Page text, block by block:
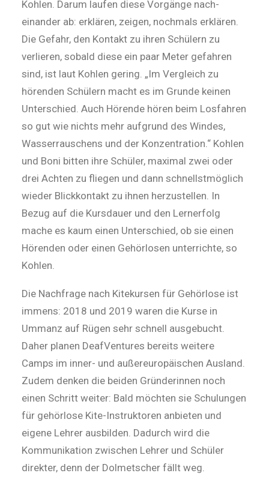
Kohlen. Darum laufen diese Vorgänge nach­­
einander ab: erklären, zeigen, nochmals erklären.
Die Gefahr, den Kontakt zu ih­ren Schülern zu
verlieren, sobald diese ein paar Me­ter gefahren
sind, ist laut Kohlen gering. „Im Vergleich zu
hörenden Schülern macht es im Grunde keinen
Unterschied. Auch Hörende hören beim Losfahren
so gut wie nichts mehr aufgrund des Windes,
Wasserrauschens und der Konzentration.“ Kohlen
und Boni bitten ihre Schüler, maximal zwei oder
drei Achten zu fliegen und dann schnellstmöglich
wieder Blickkontakt zu ihnen herzustellen. In
Bezug auf die Kursdauer und den Lernerfolg
mache es kaum einen Unterschied, ob sie einen
Hörenden oder einen Gehörlosen unterrichte, so
Kohlen.
Die Nachfrage nach Kitekursen für Gehörlose ist
immens: 2018 und 2019 waren die Kurse in
Ummanz auf Rügen sehr schnell ausgebucht.
Daher planen DeafVen­tures bereits weitere
Camps im inner- und außer­europäischen Ausland.
Zudem ­denken die beiden Gründerinnen noch
einen Schritt weiter: Bald möchten sie Schulungen
für gehörlose Kite-Instruktoren anbieten und
eigene Lehrer ausbilden. Dadurch wird die
Kommunikation zwischen Lehrer und Schüler
direkter, denn der Dolmetscher fällt weg.